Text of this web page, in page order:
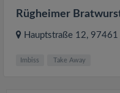
Rügheimer
Hauptstraße 12, 97461
Imbiss Take Away